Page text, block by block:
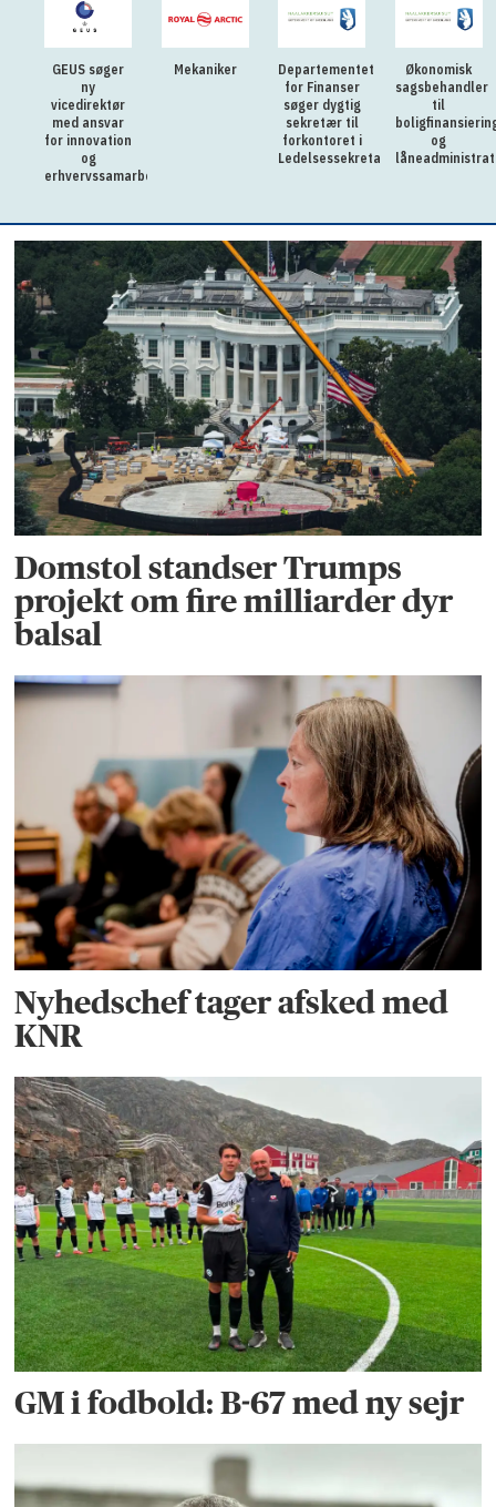
GEUS søger
ny
vicedirektør
med ansvar
for innovation
og
erhvervssamarbejde
Mekaniker
Departementet
for Finanser
søger dygtig
sekretær til
forkontoret i
Ledelsessekretariatet
Økonomisk
sagsbehandler
til
og
Domstol standser Trumps
projekt om fire milliarder dyr
balsal
Nyhedschef tager afsked med
KNR
GM i fodbold: B-67 med ny sejr